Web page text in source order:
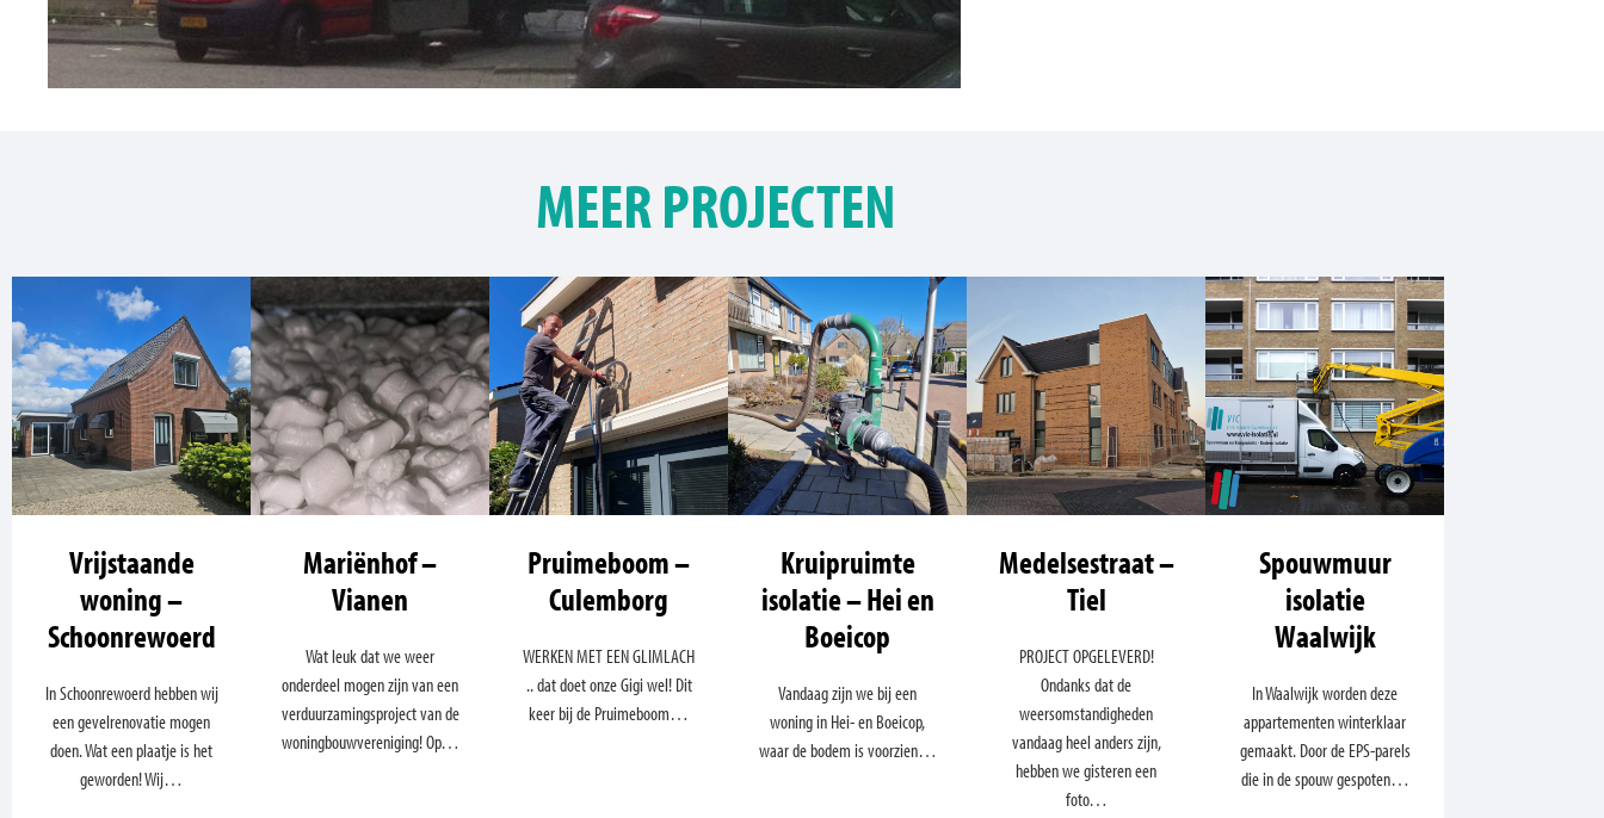
MEER PROJECTEN
Vrijstaande
woning –
Schoonrewoerd
In Schoonrewoerd hebben wij
een gevelrenovatie mogen
doen. Wat een plaatje is het
geworden! Wij…
Mariënhof –
Vianen
Wat leuk dat we weer
onderdeel mogen zijn van een
verduurzamingsproject van de
woningbouwvereniging! Op…
Pruimeboom –
Culemborg
WERKEN MET EEN GLIMLACH
.. dat doet onze Gigi wel! Dit
keer bij de Pruimeboom…
Kruipruimte
isolatie – Hei en
Boeicop
Vandaag zijn we bij een
woning in Hei- en Boeicop,
waar de bodem is voorzien…
Medelsestraat –
Tiel
PROJECT OPGELEVERD!
Ondanks dat de
weersomstandigheden
vandaag heel anders zijn,
hebben we gisteren een
foto…
Spouwmuur
isolatie
Waalwijk
In Waalwijk worden deze
appartementen winterklaar
gemaakt. Door de EPS-parels
die in de spouw gespoten…